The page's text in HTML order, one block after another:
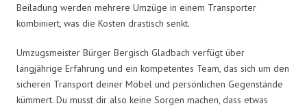
Beiladung werden mehrere Umzüge in einem Transporter
kombiniert, was die Kosten drastisch senkt.
Umzugsmeister Bürger Bergisch Gladbach verfügt über
langjährige Erfahrung und ein kompetentes Team, das sich um den
sicheren Transport deiner Möbel und persönlichen Gegenstände
kümmert. Du musst dir also keine Sorgen machen, dass etwas